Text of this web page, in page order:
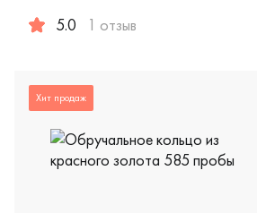
5.0 1 отзыв
Хит продаж